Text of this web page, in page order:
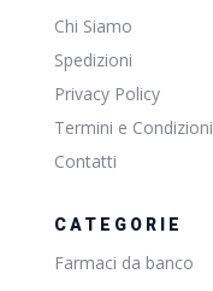
Chi Siamo
Spedizioni
Privacy Policy
Termini e Condizioni
Contatti
CATEGORIE
Farmaci da banco